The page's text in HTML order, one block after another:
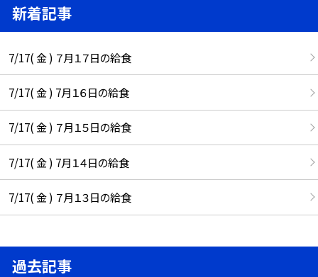
新着記事
7/17( 金 ) ７月１７日の給食
7/17( 金 ) 7月１６日の給食
7/17( 金 ) ７月１５日の給食
7/17( 金 ) 7月１４日の給食
7/17( 金 ) ７月１３日の給食
過去記事